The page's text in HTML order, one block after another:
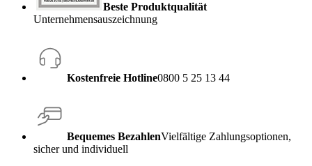
Beste Produktqualität
Unternehmensauszeichnung
Kostenfreie Hotline0800 5 25 13 44
Bequemes BezahlenVielfältige Zahlungsoptionen,
sicher und individuell